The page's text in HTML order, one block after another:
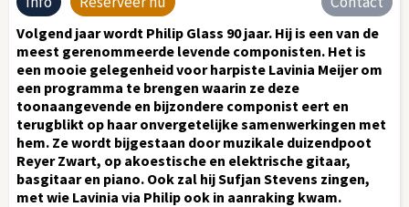
Volgend jaar wordt Philip Glass 90 jaar. Hij is een van de
meest gerenommeerde levende componisten. Het is
een mooie gelegenheid voor harpiste Lavinia Meijer om
een programma te brengen waarin ze deze
toonaangevende en bijzondere componist eert en
terugblikt op haar onvergetelijke samenwerkingen met
hem. Ze wordt bijgestaan door muzikale duizendpoot
Reyer Zwart, op akoestische en elektrische gitaar,
basgitaar en piano. Ook zal hij Sufjan Stevens zingen,
met wie Lavinia via Philip ook in aanraking kwam.